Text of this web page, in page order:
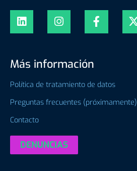
Más información
Política de tratamiento de datos
Preguntas frecuentes (próximamente)
Contacto
DENUNCIAS